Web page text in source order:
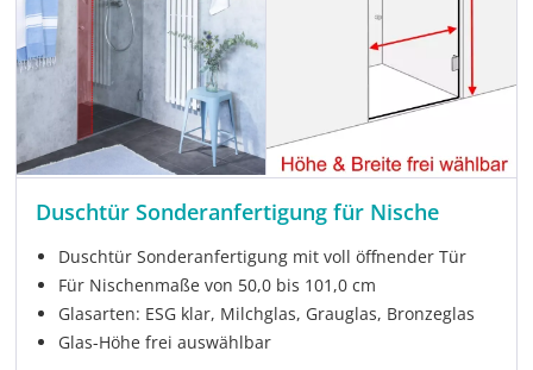
Duschtür Sonderanfertigung für Nische
Duschtür Sonderanfertigung mit voll öffnender Tür
Für Nischenmaße von 50,0 bis 101,0 cm
Glasarten: ESG klar, Milchglas, Grauglas, Bronzeglas
Glas-Höhe frei auswählbar